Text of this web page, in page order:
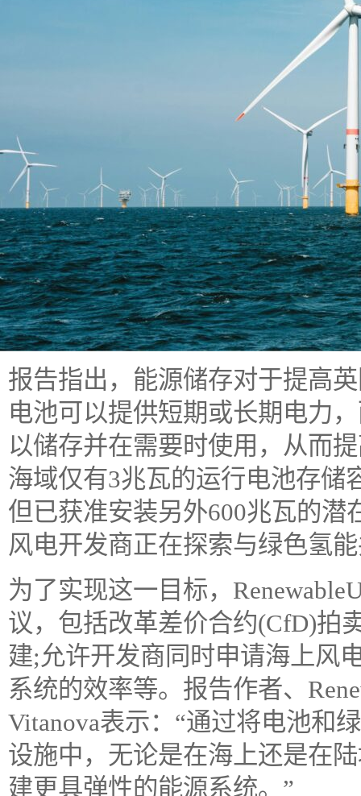
报告指出，能源储存对于提高
电池可以提供短期或长期电力
以储存并在需要时使用，从而
海域仅有3兆瓦的运行电池存储
但已获准安装另外600兆瓦的
风电开发商正在探索与绿色氢
为了实现这一目标，
议，包括改革差价合约(CfD)拍
建;允许开发商同时申请海上风
系统的效率等。报告作者、
Vitanova表示：“通过将电池和
设施中，无论是在海上还是在
建更具弹性的能源系统。”